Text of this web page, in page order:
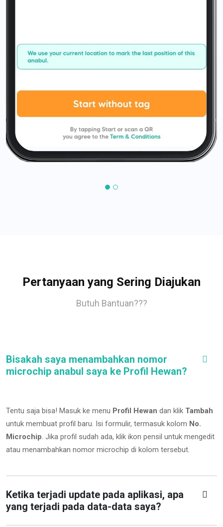
Pertanyaan yang Sering Diajukan
Butuh Bantuan???
Bisakah saya menambahkan nomor
microchip anabul saya ke Profil Hewan?
Tentu saja bisa! Masuk ke menu Profil Hewan dan klik Tambah
untuk membuat profil baru. Isi formulir, termasuk kolom No.
Microchip. Jika profil sudah ada, klik ikon pensil untuk mengedit
atau menambahkan nomor microchip di kolom tersebut.
Ketika terjadi update pada aplikasi, apa
yang terjadi pada data-data saya?